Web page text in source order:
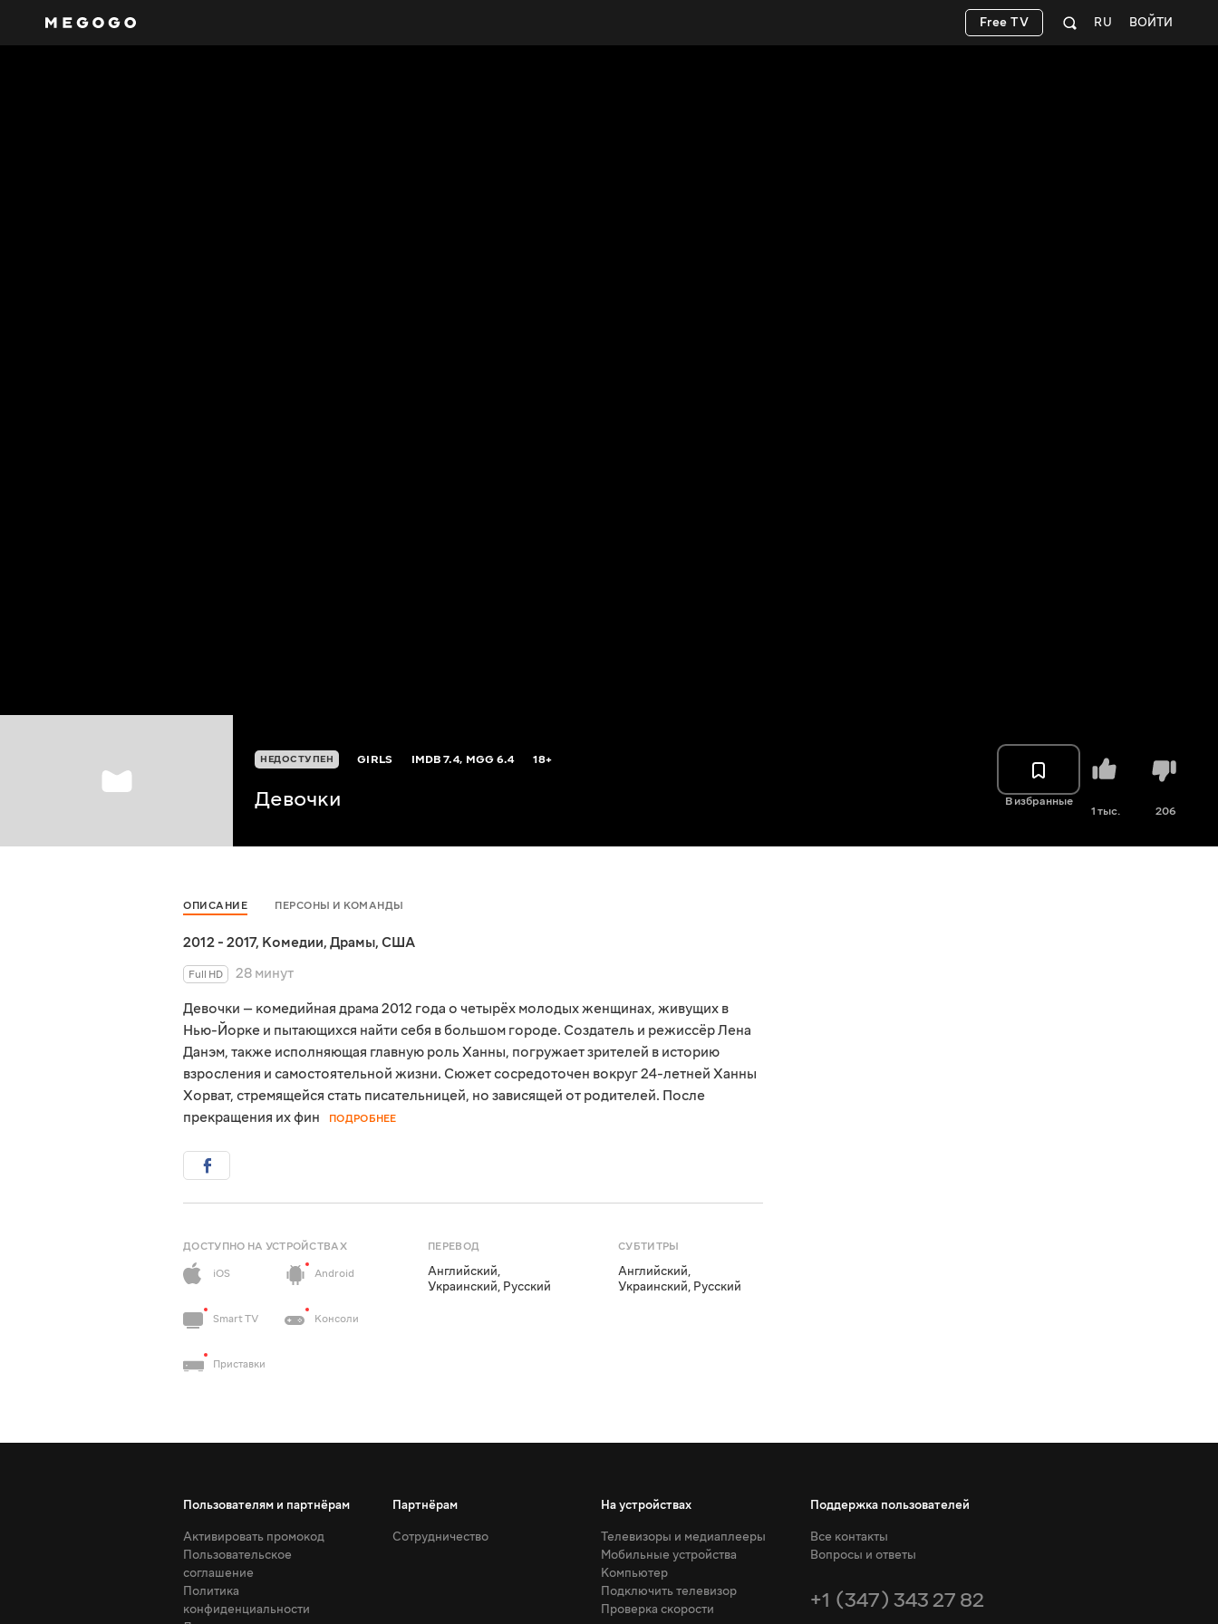
ВОЙТИ
RU
Free TV
НЕДОСТУПЕН GIRLS IMDB7.4, MGG6.4 18+
Девочки В избранные
1 тыс. 206
ОПИСАНИЕ ПЕРСОНЫ И КОМАНДЫ
2012 - 2017, Комедии, Драмы, США
Full HD
28 минут
Девочки — комедийная драма 2012 года о четырёх молодых женщинах, живущих в
Нью-Йорке и пытающихся найти себя в большом городе. Создатель и режиссёр Лена
Данэм, также исполняющая главную роль Ханны, погружает зрителей в историю
взросления и самостоятельной жизни. Сюжет сосредоточен вокруг 24-летней Ханны
Хорват, стремящейся стать писательницей, но зависящей от родителей. После
прекращения их фин
ПОДРОБНЕЕ
ДОСТУПНО НА УСТРОЙСТВАХ
iOS
Android
Smart TV Консоли
Приставки
ПЕРЕВОД
Английский,
Украинский, Русский
СУБТИТРЫ
Английский,
Украинский, Русский
Пользователям и партнёрам
Активировать промокод
Пользовательское
соглашение
Политика
конфиденциальности
Партнёрам
Сотрудничество
На устройствах
Телевизоры и медиаплееры
Мобильные устройства
Компьютер
Подключить телевизор
Проверка скорости
Поддержка пользователей
Все контакты
Вопросы и ответы
+1 (347) 343 27 82